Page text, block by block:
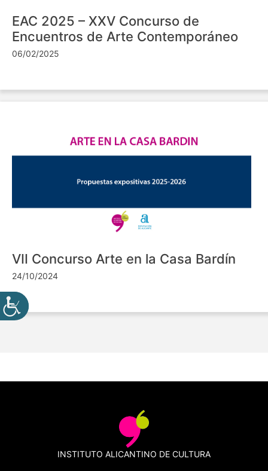
EAC 2025 – XXV Concurso de
Encuentros de Arte Contemporáneo
06/02/2025
VII Concurso Arte en la Casa Bardín
24/10/2024
INSTITUTO ALICANTINO DE CULTURA